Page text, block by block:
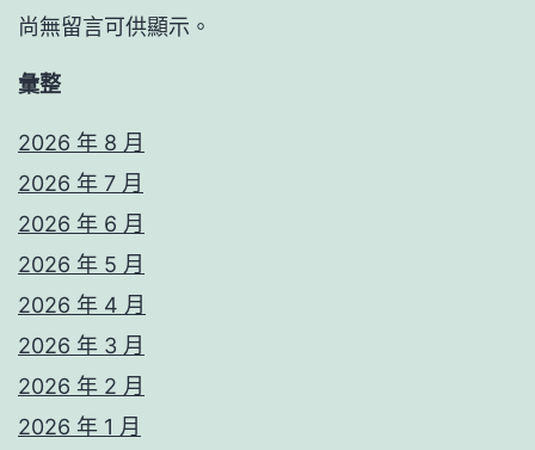
尚無留言可供顯示。
彙整
2026 年 8 月
2026 年 7 月
2026 年 6 月
2026 年 5 月
2026 年 4 月
2026 年 3 月
2026 年 2 月
2026 年 1 月